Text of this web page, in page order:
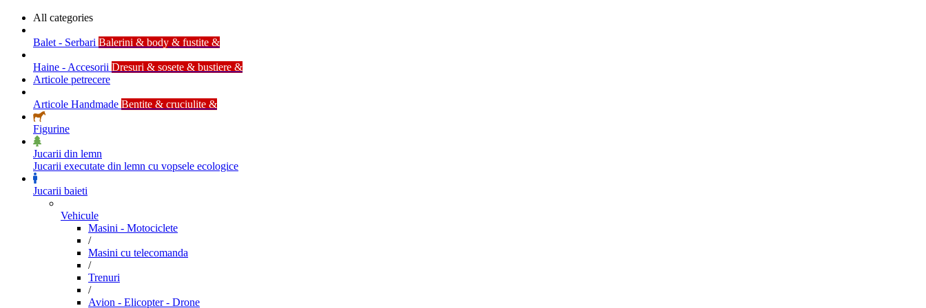
All categories
Balet - Serbari Balerini & body & fustite &
Haine - Accesorii Dresuri & sosete & bustiere &
Articole petrecere
Articole Handmade Bentite & cruciulite &
Figurine
Jucarii din lemn
Jucarii executate din lemn cu vopsele ecologice
Jucarii baieti
Vehicule
Masini - Motociclete
/
Masini cu telecomanda
/
Trenuri
/
Avion - Elicopter - Drone